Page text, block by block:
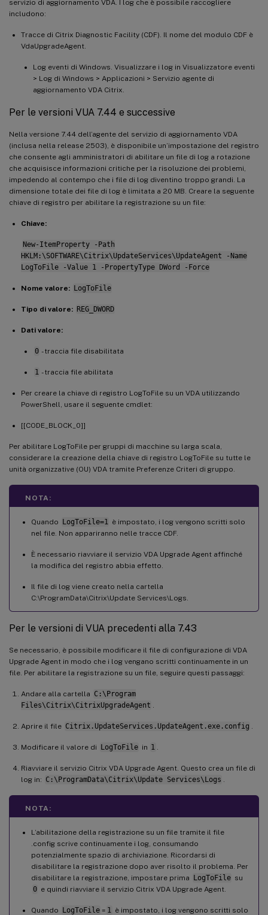
servizio di aggiornamento VDA. I log che è possibile raccogliere
includono:
Tracce di Citrix Diagnostic Facility (CDF). Il nome del modulo CDF è
VdaUpgradeAgent.
Log eventi di Windows. Visualizzare i log in Visualizzatore eventi
> Log di Windows > Applicazioni > Servizio agente di
aggiornamento VDA Citrix.
Per le versioni VUA 7.44 e successive
Nella versione 7.44 dell’agente del servizio di aggiornamento VDA
(inclusa nella release 2503), è disponibile un’impostazione del registro
che consente agli amministratori di abilitare un file di log a rotazione
che acquisisce informazioni critiche per la risoluzione dei problemi,
impedendo al contempo che i file di log diventino troppo grandi. La
dimensione totale dei file di log è limitata a 20 MB. Creare la seguente
chiave di registro per abilitare la registrazione su un file:
Chiave:
New-ItemProperty -Path
HKLM:\SOFTWARE\Citrix\UpdateServices\UpdateAgent -Name
LogToFile -Value 1 -PropertyType DWord -Force
Nome valore: LogToFile
Tipo di valore: REG_DWORD
Dati valore:
0 - traccia file disabilitata
1 - traccia file abilitata
Per creare la chiave di registro LogToFile su un VDA utilizzando
PowerShell, usare il seguente cmdlet:
[[CODE_BLOCK_0]]
Per abilitare LogToFile per gruppi di macchine su larga scala,
considerare la creazione della chiave di registro LogToFile su tutte le
unità organizzative (OU) VDA tramite Preferenze Criteri di gruppo.
NOTA:
Quando LogToFile=1
è impostato, i log vengono scritti solo
nel file. Non appariranno nelle tracce CDF.
È necessario riavviare il servizio VDA Upgrade Agent affinché
la modifica del registro abbia effetto.
Il file di log viene creato nella cartella
C:\ProgramData\Citrix\Update Services\Logs.
Per le versioni di VUA precedenti alla 7.43
Se necessario, è possibile modificare il file di configurazione di VDA
Upgrade Agent in modo che i log vengano scritti continuamente in un
file. Per abilitare la registrazione su un file, seguire questi passaggi:
Andare alla cartella C:\Program
Files\Citrix\CitrixUpgradeAgent
Aprire il file Citrix.UpdateServices.UpdateAgent.exe.config
Modificare il valore di LogToFile in 1
Riavviare il servizio Citrix VDA Upgrade Agent. Questo crea un file di
log in: C:\ProgramData\Citrix\Update Services\Logs
NOTA:
L’abilitazione della registrazione su un file tramite il file
.config scrive continuamente i log, consumando
potenzialmente spazio di archiviazione. Ricordarsi di
disabilitare la registrazione dopo aver risolto il problema. Per
disabilitare la registrazione, impostare prima LogToFile su
0 e quindi riavviare il servizio Citrix VDA Upgrade Agent.
Quando LogToFile = 1
è impostato, i log vengono scritti solo